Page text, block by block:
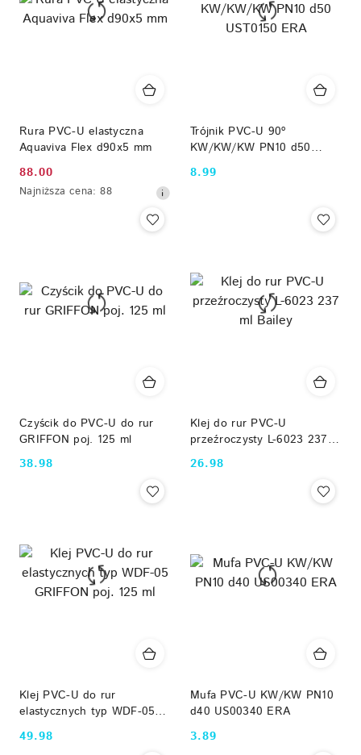
Rura PVC-U elastyczna
Aquaviva Flex d90x5 mm
Cena
promocyjna:
88.00
Najniższa
Najniższa cena: 88
Trójnik PVC-U 90º
KW/KW/KW PN10 d50
UST0150 ERA
Cena:
8.99
Czyścik do PVC-U do rur
GRIFFON poj. 125 ml
Cena:
38.98
Klej do rur PVC-U
przeźroczysty L-6023 237
ml Bailey
Cena:
26.98
Klej PVC-U do rur
elastycznych typ WDF-05
GRIFFON poj. 125 ml
Cena:
49.98
Mufa PVC-U KW/KW PN10
d40 US00340 ERA
Cena:
3.89